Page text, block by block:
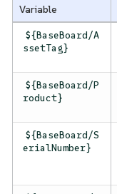
Variable
${BaseBoard/A
ssetTag}
${BaseBoard/P
roduct}
${BaseBoard/S
erialNumber}